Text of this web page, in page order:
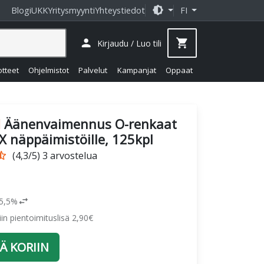
BlogiUKKYritysmyyntiYhteystiedot brightness_medium FI
Ohjelmistot Palvelut Kampanjat Oppaat
person Kirjaudu / Luo tili shopping_cart
Äänenvaimennus O-renkaat
näppäimistöille, 125kpl
(4,3/5) 3 arvostelua
swap_horiz
pientoimituslisä 2,90€
KORIIN